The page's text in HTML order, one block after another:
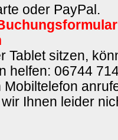
oder PayPal.
Tablet sitzen,
helfen: 06744
Ihnen leider